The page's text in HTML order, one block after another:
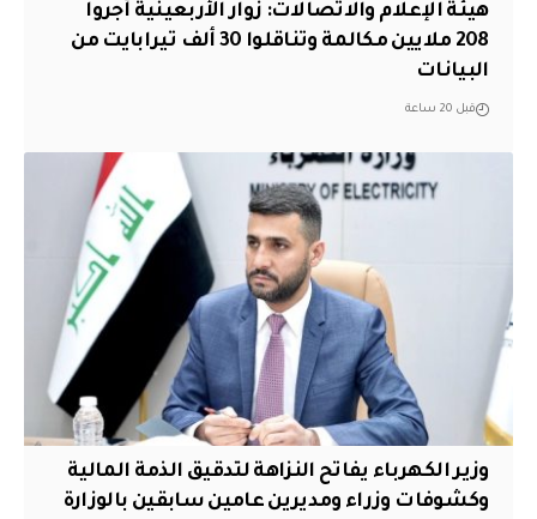
هيئة الإعلام والاتصالات: زوار الأربعينية أجروا
208 ملايين مكالمة وتناقلوا 30 ألف تيرابايت من
البيانات
قبل 20 ساعة
وزير الكهرباء يفاتح النزاهة لتدقيق الذمة المالية
وكشوفات وزراء ومديرين عامين سابقين بالوزارة